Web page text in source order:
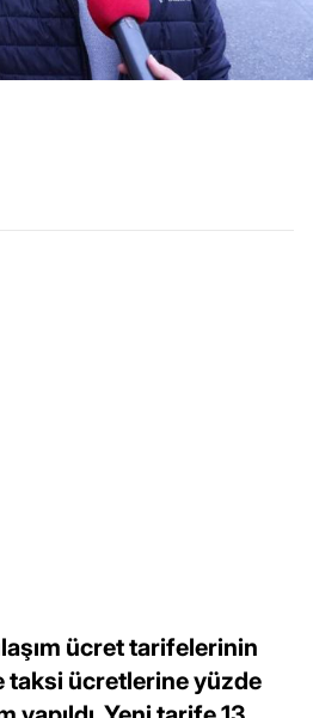
ücret tarifelerinin
ücretlerine yüzde